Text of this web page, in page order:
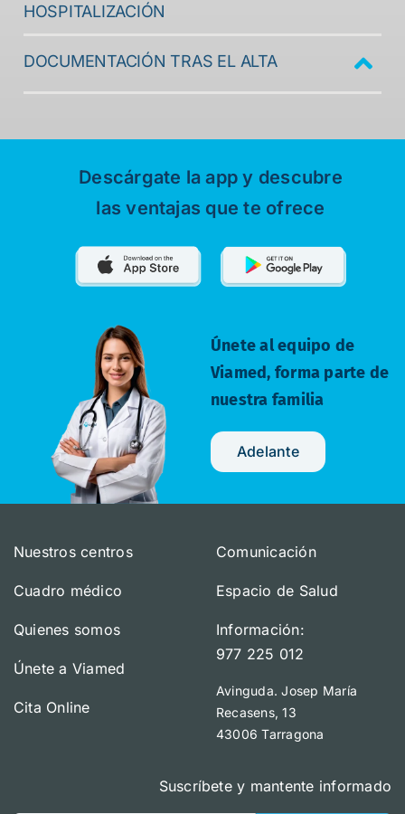
HOSPITALIZACIÓN
DOCUMENTACIÓN TRAS EL ALTA
Descárgate la app y descubre
las ventajas que te ofrece
Únete al equipo de
Viamed, forma parte de
nuestra familia
Adelante
Nuestros centros
Cuadro médico
Quienes somos
Únete a Viamed
Cita Online
Comunicación
Espacio de Salud
Información:
977 225 012
Avinguda. Josep María
Recasens, 13
43006 Tarragona
Suscríbete y mantente informado